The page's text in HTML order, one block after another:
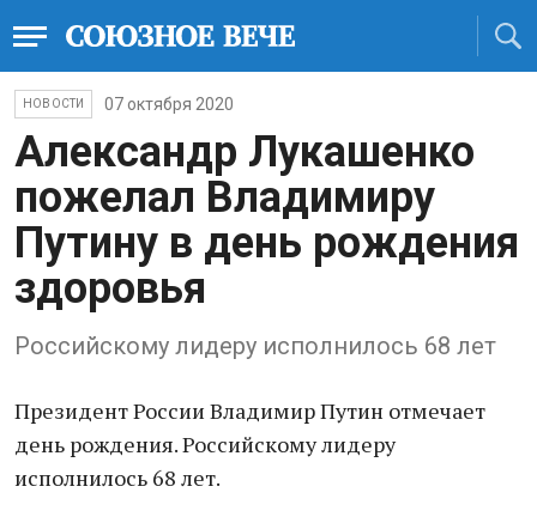
НОВОСТИ 07 октября 2020
Александр Лукашенко
пожелал Владимиру
Путину в день рождения
здоровья
Российскому лидеру исполнилось 68 лет
Президент России Владимир Путин отмечает
день рождения. Российскому лидеру
исполнилось 68 лет.